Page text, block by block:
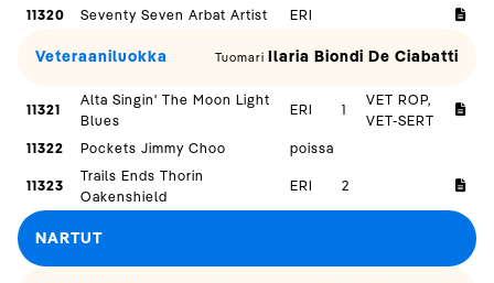
11320 Seventy Seven Arbat Artist ERI
Veteraaniluokka Tuomari Ilaria Biondi De Ciabatti
11321
Alta Singin' The Moon Light
Blues
ERI 1
VET ROP,
VET-SERT
11322
Pockets Jimmy Choo poissa
11323
Trails Ends Thorin
Oakenshield
ERI 2
NARTUT